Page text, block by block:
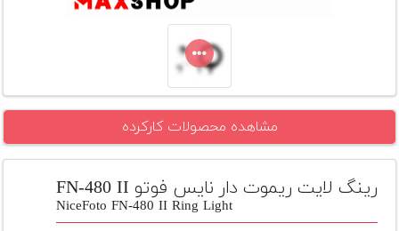
افزودن
دست
دوم
لیست
قیمت
مشاهده محصولات کارکرده
رینگ لایت ریموت دار نایس فوتو FN-480 II
NiceFoto FN-480 II Ring Light